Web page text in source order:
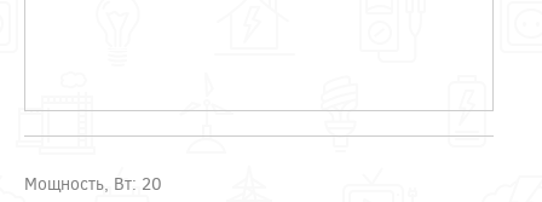
Мощность, Вт: 20